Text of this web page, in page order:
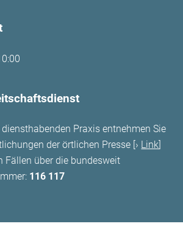
Praxis entnehmen Sie
der örtlichen Presse [
Link
Fällen über die bundesweit
116 117